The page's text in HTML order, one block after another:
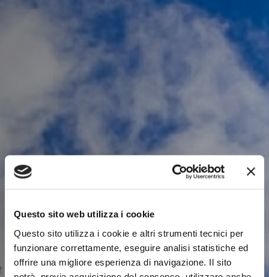
Questo sito web utilizza i cookie
Questo sito utilizza i cookie e altri strumenti tecnici per
funzionare correttamente, eseguire analisi statistiche ed
offrire una migliore esperienza di navigazione. Il sito